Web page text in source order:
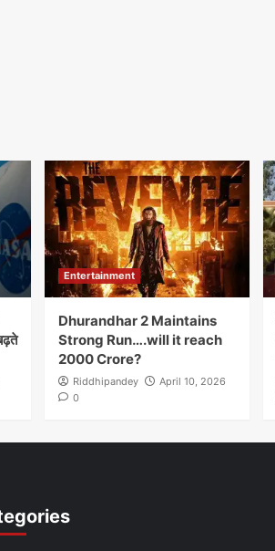
Entertainment
Dhurandhar 2 Maintains
Strong Run….will it reach
2000 Crore?
Riddhipandey
April 10, 2026
0